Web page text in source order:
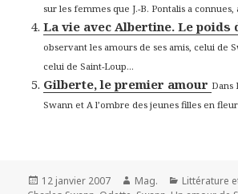
sur les femmes que J.-B. Pontalis a connues,
La vie avec Albertine. Le poids
observant les amours de ses amis, celui de
celui de Saint-Loup...
Gilberte, le premier amour Dans
Swann et A l’ombre des jeunes filles en
Publié
12 janvier 2007 Auteur
Mag. Catégories
Littérature